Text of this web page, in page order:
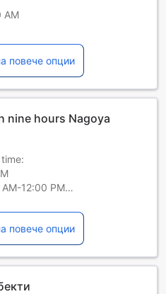
AM
повече опции
nine hours Nagoya
12:00 PM
that includes a light meal
@ 9h on the 1st floor of
even if you book a plan that
use breakfast, we will not be
повече опции